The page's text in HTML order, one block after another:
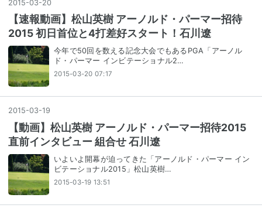
2015-03-20
【速報動画】松山英樹 アーノルド・パーマー招待
2015 初日首位と4打差好スタート！石川遼
今年で50回を数える記念大会でもあるPGA「アーノル
ド・パーマー インビテーショナル2…
2015-03-20 07:17
2015-03-19
【動画】松山英樹 アーノルド・パーマー招待2015
直前インタビュー 組合せ 石川遼
いよいよ開幕が迫ってきた「アーノルド・パーマー イン
ビテーショナル2015」松山英樹…
2015-03-19 13:51